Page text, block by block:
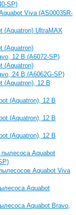
SP)
Viva (AS00035R-
(Aquatron) UltraMAX
(Aquatron)
12 В (А6072-SP)
(Aquatron)
24 В (А6062G-SP)
(Aquatron), 12 В
(Aquatron), 12 В
(Aquatron), 12 В
(Aquatron), 12 В
Aquabot
Aquabot Viva
Aquabot
Aquabot Bravo,